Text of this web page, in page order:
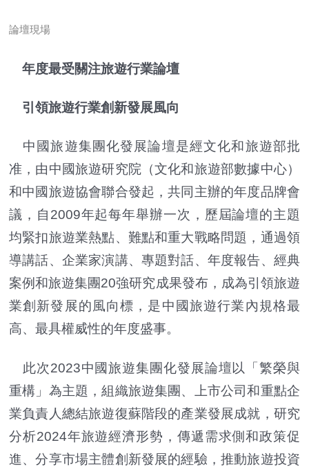
論壇現場
年度最受關注旅遊行業論壇
引領旅遊行業創新發展風向
中國旅遊集團化發展論壇是經文化和旅遊部批
准，由中國旅遊研究院（文化和旅遊部數據中心）
和中國旅遊協會聯合發起，共同主辦的年度品牌會
議，自2009年起每年舉辦一次，歷屆論壇的主題
均緊扣旅遊業熱點、難點和重大戰略問題，通過領
導講話、企業家演講、專題對話、年度報告、經典
案例和旅遊集團20強研究成果發布，成為引領旅遊
業創新發展的風向標，是中國旅遊行業內規格最
高、最具權威性的年度盛事。
此次2023中國旅遊集團化發展論壇以「繁榮與
重構」為主題，組織旅遊集團、上市公司和重點企
業負責人總結旅遊復蘇階段的產業發展成就，研究
分析2024年旅遊經濟形勢，傳遞需求側和政策促
進、分享市場主體創新發展的經驗，推動旅遊投資